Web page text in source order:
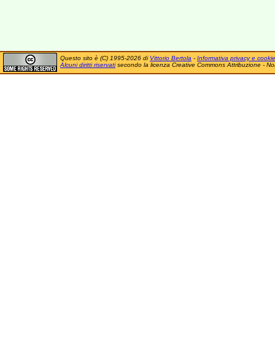
Questo sito è (C) 1995-2026 di Vittorio Bertola - Informativa privacy e cookie
Alcuni diritti riservatisecondo la licenza Creative Commons Attribuzione -